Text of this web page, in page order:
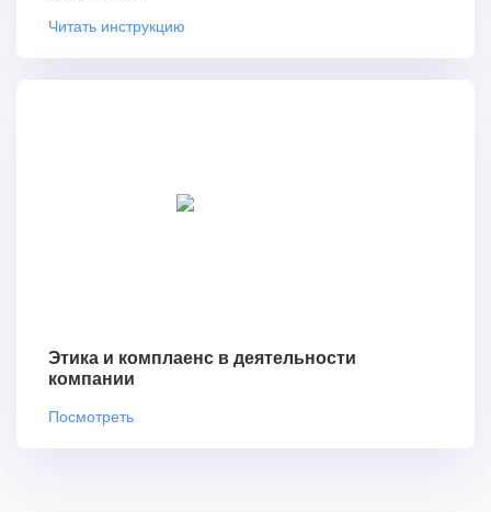
Читать инструкцию
Этика и комплаенс в деятельности
компании
Посмотреть